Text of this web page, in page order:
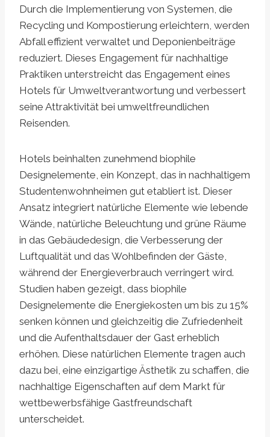
Durch die Implementierung von Systemen, die
Recycling und Kompostierung erleichtern, werden
Abfall effizient verwaltet und Deponienbeiträge
reduziert. Dieses Engagement für nachhaltige
Praktiken unterstreicht das Engagement eines
Hotels für Umweltverantwortung und verbessert
seine Attraktivität bei umweltfreundlichen
Reisenden.
Hotels beinhalten zunehmend biophile
Designelemente, ein Konzept, das in nachhaltigem
Studentenwohnheimen gut etabliert ist. Dieser
Ansatz integriert natürliche Elemente wie lebende
Wände, natürliche Beleuchtung und grüne Räume
in das Gebäudedesign, die Verbesserung der
Luftqualität und das Wohlbefinden der Gäste,
während der Energieverbrauch verringert wird.
Studien haben gezeigt, dass biophile
Designelemente die Energiekosten um bis zu 15%
senken können und gleichzeitig die Zufriedenheit
und die Aufenthaltsdauer der Gast erheblich
erhöhen. Diese natürlichen Elemente tragen auch
dazu bei, eine einzigartige Ästhetik zu schaffen, die
nachhaltige Eigenschaften auf dem Markt für
wettbewerbsfähige Gastfreundschaft
unterscheidet.